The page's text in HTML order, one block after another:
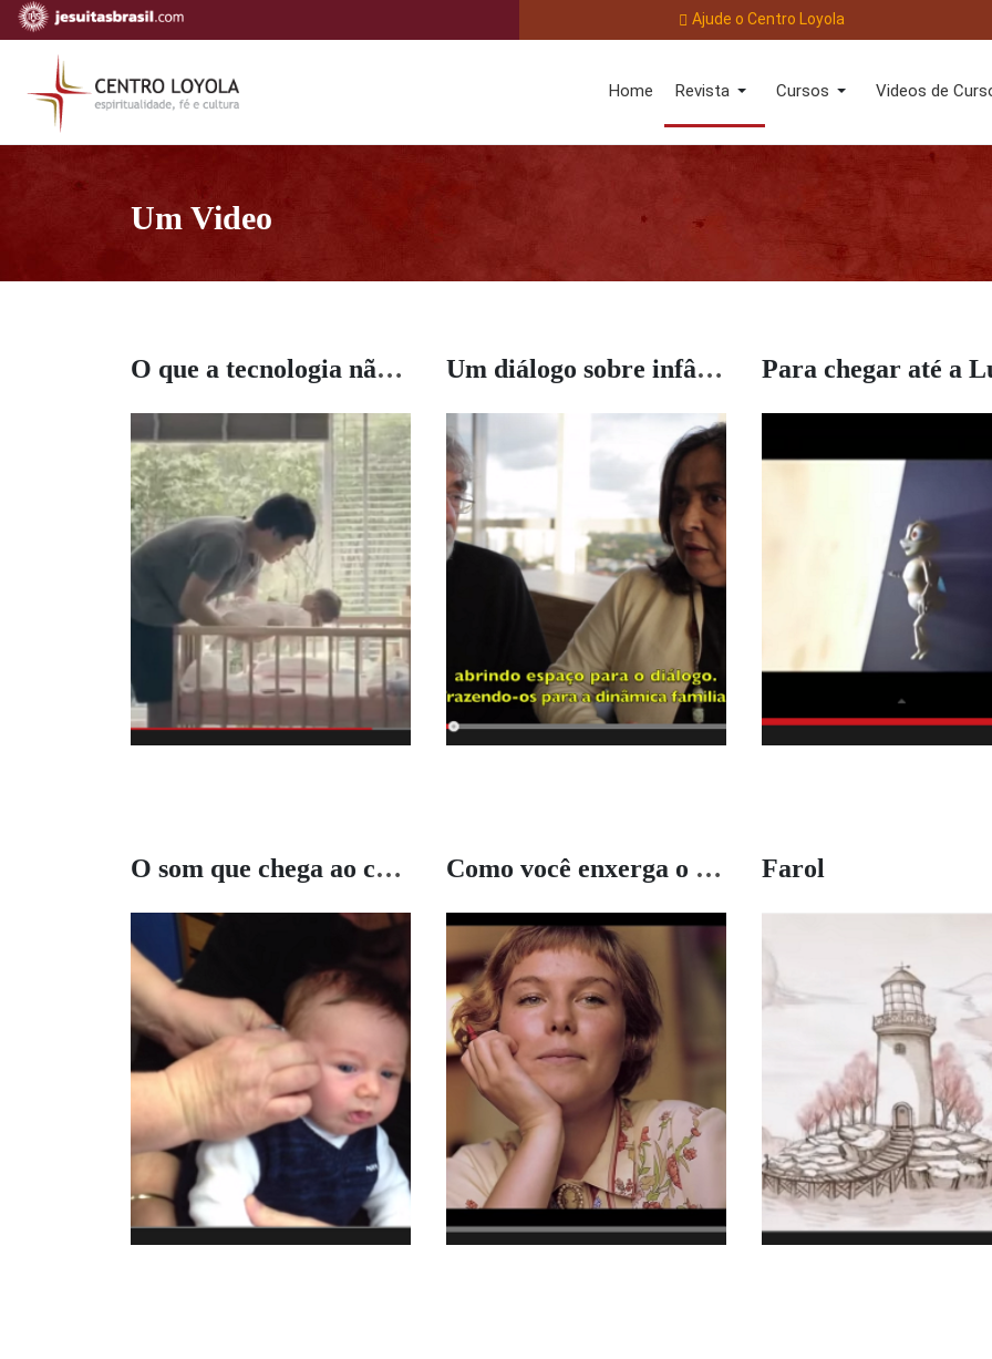
Ajude o Centro Loyola
Home Revista Cursos Videos de
Um Video
O que a tecnologia não substitui? Um diálogo sobre infância, ética e amor Para chegar até a
O som que chega ao coração Como você enxerga o mundo? Farol